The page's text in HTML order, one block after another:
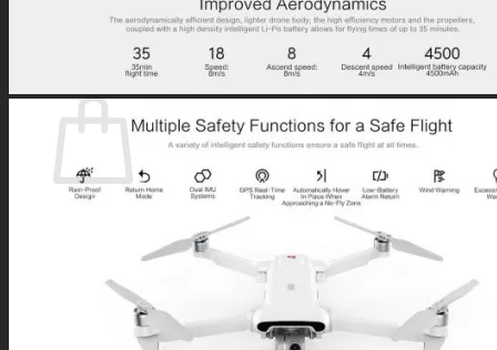
Warenkorb
Es befinden sich keine Produkte im Warenkorb.
Zurück zum Shop